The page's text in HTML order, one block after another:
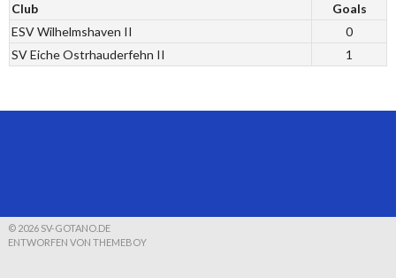
Club
Goals
ESV Wilhelmshaven II
0
SV Eiche Ostrhauderfehn II
1
© 2026 SV-GOTANO.DE
ENTWORFEN VON THEMEBOY